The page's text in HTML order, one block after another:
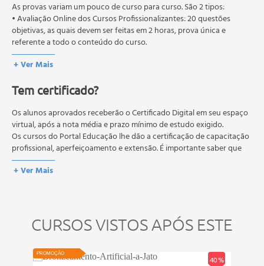
Os Princípios do Reiki;
O Curso de Reiki e os Níveis;
Aprendizado e Sintonia;
Posição das Mãos;
Reiki para si;
Reiki para os Outros;
As provas variam um pouco de curso para curso. São 2 tipos:
• Avaliação Online dos Cursos Profissionalizantes: 20 questões
objetivas, as quais devem ser feitas em 2 horas, prova única e
referente a todo o conteúdo do curso.
• Avaliação Online dos Cursos Livres: 10 questões objetivas, as quais
devem ser feitas em 1 hora, prova única e referente a todo o
Os estudos, atividades e avaliações devem ser feitos dentro do
A média final deve ser igual ou superior a 60%para a conclusão e
recebimento do certificado digital do curso. Em caso de reprovação,
o aluno poderá realizar novamente a prova dentro do período do
curso quantas vezes desejar. Os cursos gratuitos não possuem nova
prova, atividades reflexivas e descritivas.
+ Ver Mais
Tem certificado?
Os alunos aprovados receberão o Certificado Digital em seu espaço
virtual, após a nota média e prazo mínimo de estudo exigido.
Os cursos do Portal Educação lhe dão a certificação de capacitação
profissional, aperfeiçoamento e extensão. É importante saber que
esses títulos não se equivalem às certificações de cursos técnicos ou
de formação escolar, e não dão o direito de assumir
+ Ver Mais
CURSOS VISTOS APÓS ESTE
40 %
PROMOÇÃO